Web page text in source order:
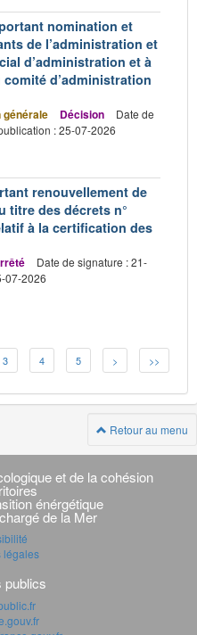
nomination et
de l’administration et
d’administration et à
d’administration
Décision
Date de
: 25-07-2026
renouvellement de
titre des décrets n°
à la certification des
Date de signature : 21-
07-2026
3 4 5 > >>
Retour au menu
et de la cohésion
énérgétique
de la Mer
légales
publics